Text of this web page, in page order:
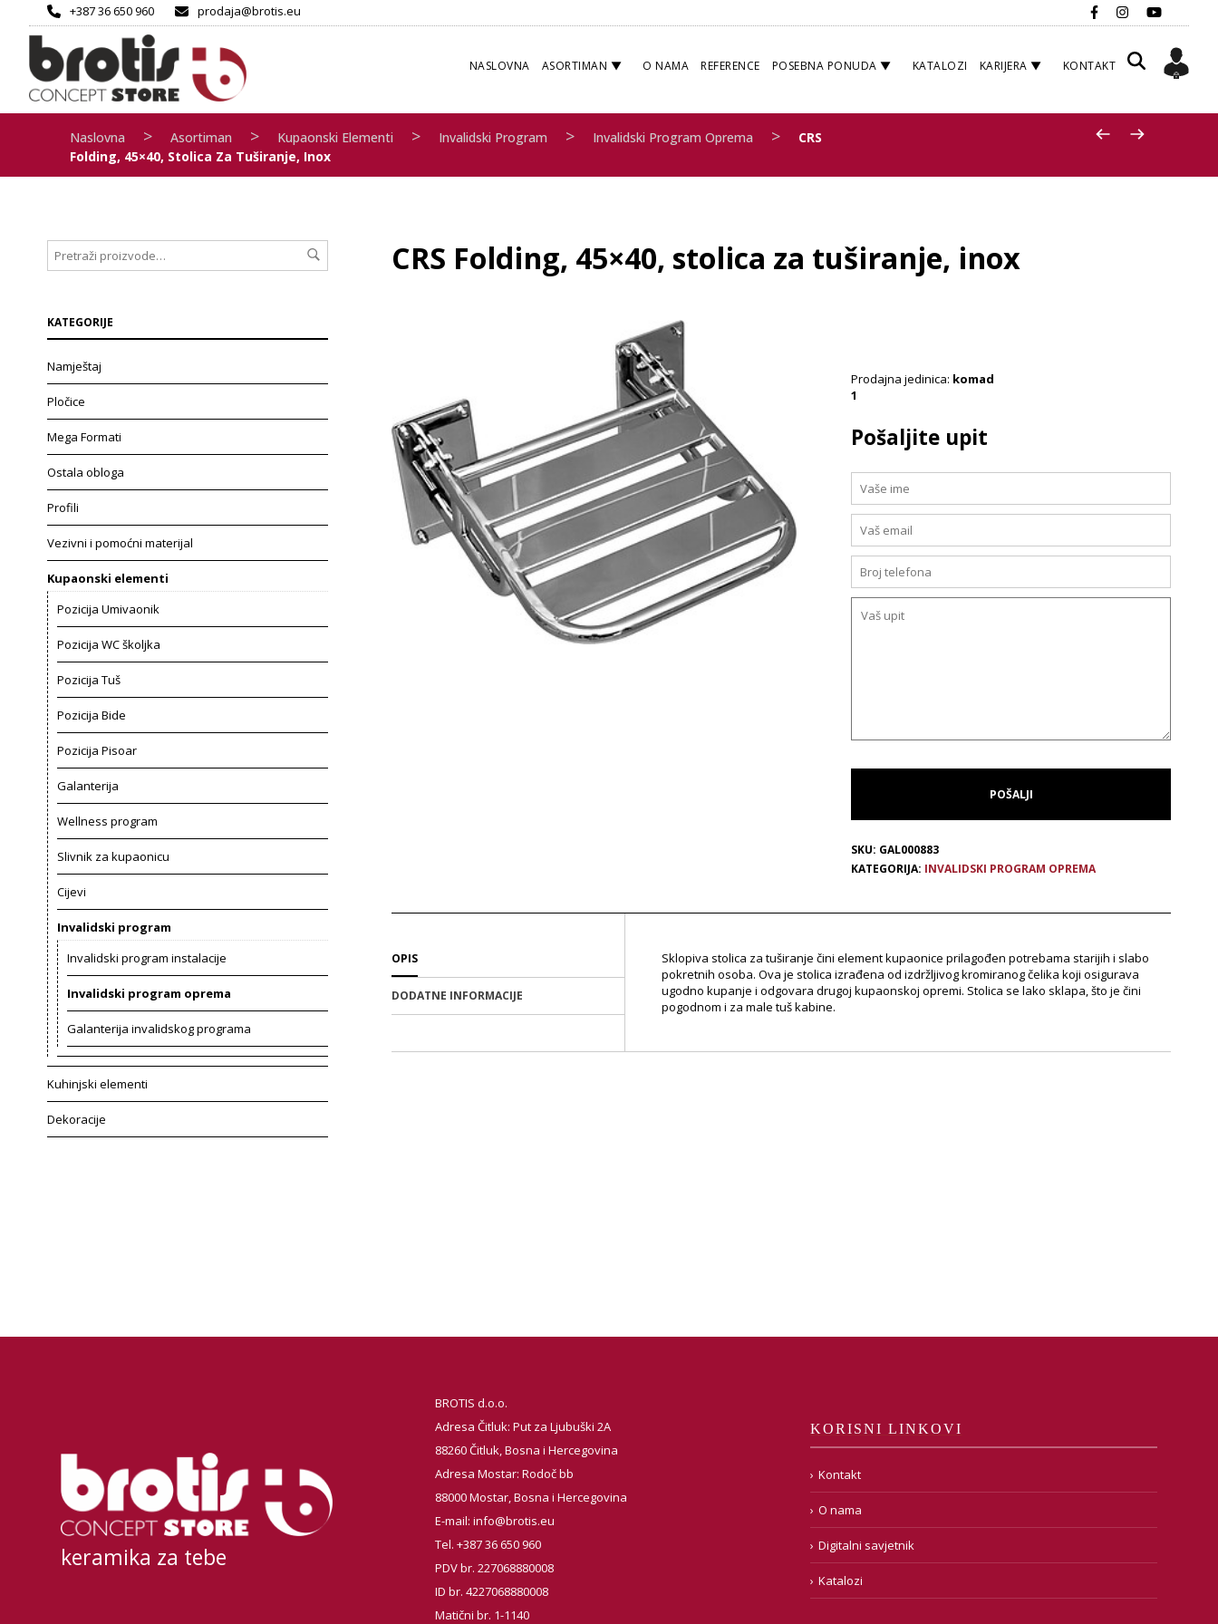
+387 36 650 960 prodaja@brotis.eu
NASLOVNA ASORTIMAN O NAMA REFERENCE POSEBNA PONUDA KATALOZI KARIJERA KONTAKT
Naslovna > Asortiman > Kupaonski Elementi > Invalidski Program > Invalidski Program Oprema >
CRS
Folding, 45×40, Stolica Za Tuširanje, Inox
CRS Folding, 45×40, stolica za tuširanje, inox
Prodajna jedinica: komad
1
Pošaljite upit
SKU: GAL000883
KATEGORIJA: INVALIDSKI PROGRAM OPREMA
OPIS
DODATNE INFORMACIJE
Sklopiva stolica za tuširanje čini element kupaonice prilagođen potrebama starijih i slabo
pokretnih osoba. Ova je stolica izrađena od izdržljivog kromiranog čelika koji osigurava
ugodno kupanje i odgovara drugoj kupaonskoj opremi. Stolica se lako sklapa, što je čini
pogodnom i za male tuš kabine.
KATEGORIJE
Namještaj
Pločice
Mega Formati
Ostala obloga
Profili
Vezivni i pomoćni materijal
Kupaonski elementi
Pozicija Umivaonik
Pozicija WC školjka
Pozicija Tuš
Pozicija Bide
Pozicija Pisoar
Galanterija
Wellness program
Slivnik za kupaonicu
Cijevi
Invalidski program
Invalidski program instalacije
Invalidski program oprema
Galanterija invalidskog programa
Kuhinjski elementi
Dekoracije
keramika za tebe
BROTIS d.o.o.
Adresa Čitluk: Put za Ljubuški 2A
88260 Čitluk, Bosna i Hercegovina
Adresa Mostar: Rodoč bb
88000 Mostar, Bosna i Hercegovina
E-mail:info@brotis.eu
Tel. +387 36 650 960
PDV br. 227068880008
ID br. 4227068880008
Matični br. 1-1140
KORISNI LINKOVI
Kontakt
O nama
Digitalni savjetnik
Katalozi